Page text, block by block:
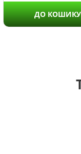
ДО КОШИКУ